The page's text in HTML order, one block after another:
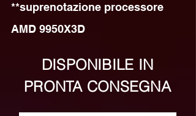
**suprenotazione processore
AMD 9950X3D
DISPONIBILE IN
PRONTA CONSEGNA